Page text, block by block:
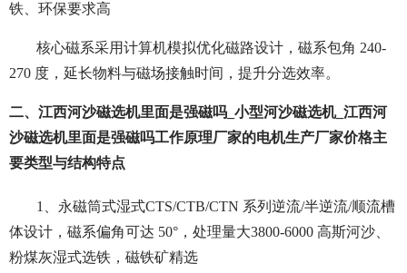
铁、环保要求高
核心磁系采用计算机模拟优化磁路设计，磁系包角 240-
270 度，延长物料与磁场接触时间，提升分选效率。
二、江西河沙磁选机里面是强磁吗_小型河沙磁选机_江西河
沙磁选机里面是强磁吗工作原理厂家的电机生产厂家价格主
要类型与结构特点
1、永磁筒式湿式CTS/CTB/CTN 系列逆流/半逆流/顺流槽
体设计，磁系偏角可达 50°，处理量大3800-6000 高斯河沙、
粉煤灰湿式选铁，磁铁矿精选